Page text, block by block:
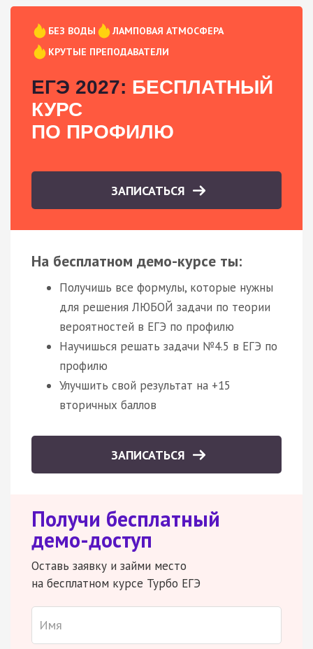
БЕЗ ВОДЫ
ЛАМПОВАЯ АТМОСФЕРА
КРУТЫЕ ПРЕПОДАВАТЕЛИ
ЕГЭ 2027: БЕСПЛАТНЫЙ
КУРС
ПО ПРОФИЛЮ
ЗАПИСАТЬСЯ
На бесплатном демо-курсе ты:
Получишь все формулы, которые нужны
для решения ЛЮБОЙ задачи по теории
вероятностей в ЕГЭ по профилю
Научишься решать задачи №4.5 в ЕГЭ по
профилю
Улучшить свой результат на +15
вторичных баллов
ЗАПИСАТЬСЯ
Получи бесплатный
демо-доступ
Оставь заявку и займи место
на бесплатном курсе Турбо ЕГЭ